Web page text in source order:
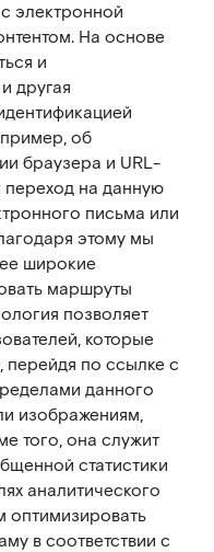
электронной
На основе
и
другая
об
браузера и URL-
переход на данную
письма или
этому мы
широкие
маршруты
позволяет
которые
перейдя по ссылке с
данного
изображениям,
того, она служит
статистики
аналитического
оптимизировать
в соответствии с